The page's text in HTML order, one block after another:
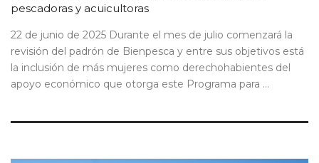
pescadoras y acuicultoras
22 de junio de 2025 Durante el mes de julio comenzará la
revisión del padrón de Bienpesca y entre sus objetivos está
la inclusión de más mujeres como derechohabientes del
apoyo económico que otorga este Programa para ...